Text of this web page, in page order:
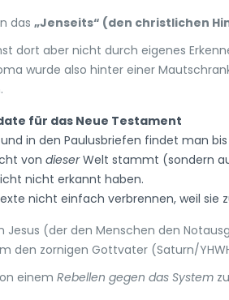
das „Jenseits“ (den christlichen
dort aber nicht durch eigenes
wurde also hinter einer
für das Neue Testament
in den Paulusbriefen findet man
von dieserWelt stammt (sondern
nicht erkannt haben.
nicht einfach verbrennen, weil
Jesus (der den Menschen den
den zornigen Gottvater (Saturn/
einem Rebellen gegen das System